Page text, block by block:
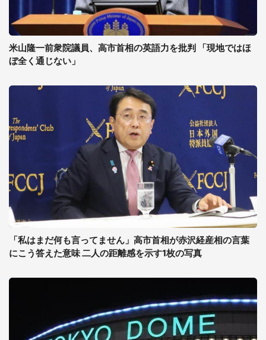
米山隆一前衆院議員、高市首相の英語力を批判 「現地ではほ
ぼ全く通じない」
「私はまだ何も言ってません」高市首相が赤沢経産相の言葉
にこう答えた意味 二人の距離感を示す1枚の写真